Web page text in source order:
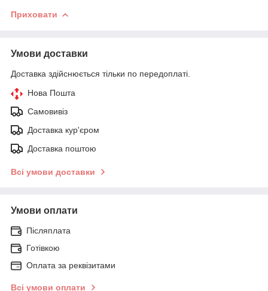
Приховати
Умови доставки
Доставка здійснюється тільки по передоплаті.
Нова Пошта
Самовивіз
Доставка кур'єром
Доставка поштою
Всі умови доставки
Умови оплати
Післяплата
Готівкою
Оплата за реквізитами
Всі умови оплати